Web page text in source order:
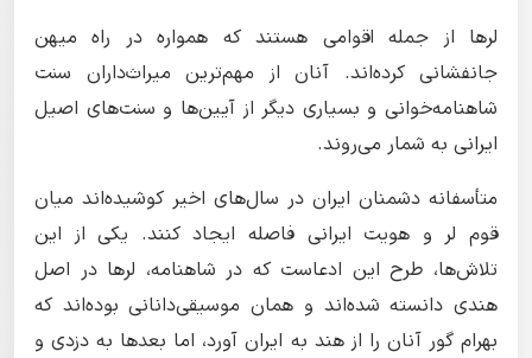
لرها از جمله اقوامی هستند که همواره در راه میهن
جانفشانی کرده‌اند. آنان از مهم‌ترین میراث‌داران سنت
شاهنامه‌خوانی و بسیاری دیگر از آیین‌ها و سنت‌های اصیل
ایرانی به شمار می‌روند.
متأسفانه دشمنان ایران در سال‌های اخیر کوشیده‌اند میان
قوم لر و هویت ایرانی فاصله ایجاد کنند. یکی از این
تلاش‌ها، طرح این ادعاست که در شاهنامه، لرها در اصل
هندی دانسته شده‌اند و همان موسیقی‌دانانی بوده‌اند که
بهرام گور آنان را از هند به ایران آورد، اما بعدها به دزدی و